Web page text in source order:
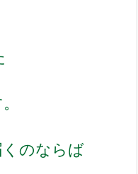
のならば